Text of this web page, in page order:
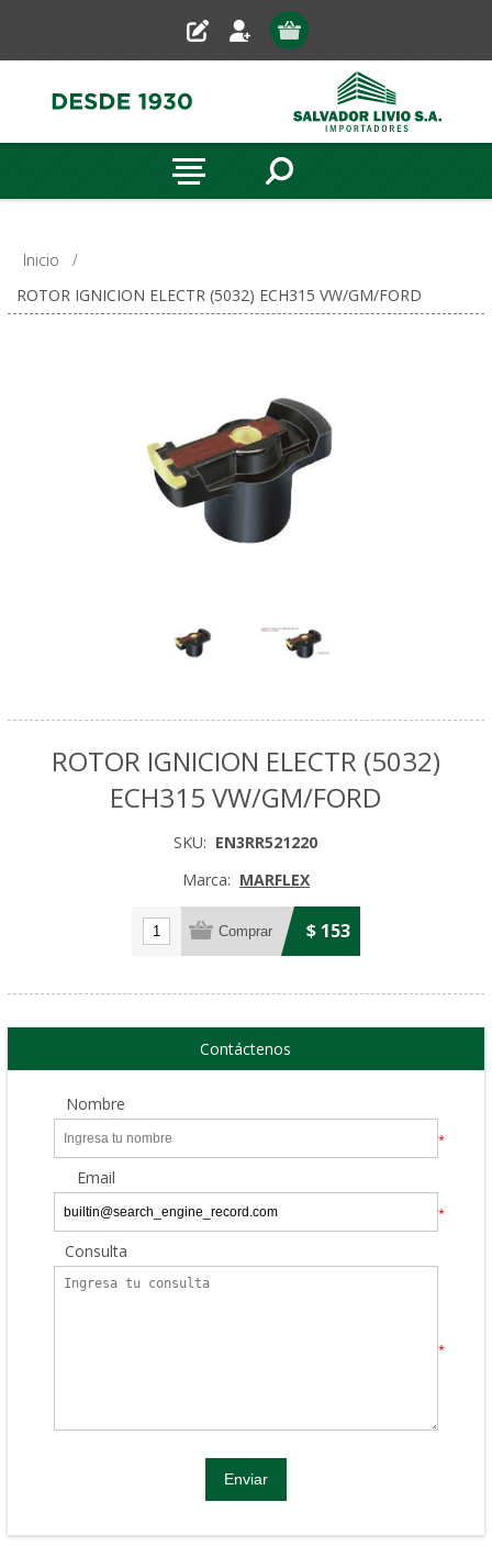
Inicio
/
ROTOR IGNICION ELECTR (5032) ECH315 VW/GM/FORD
ROTOR IGNICION ELECTR (5032)
ECH315 VW/GM/FORD
SKU: EN3RR521220
Marca: MARFLEX
$ 153
Contáctenos
Nombre
*
Email
*
Consulta
*